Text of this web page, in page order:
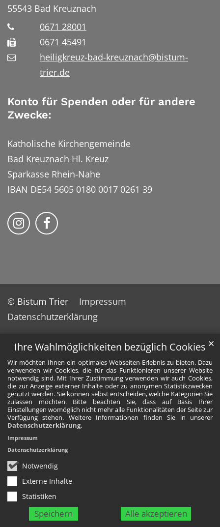
Ihre Wahlmöglichkeiten bezüglich Cookies
Wir möchten Ihnen ein optimales Webseiten-Erlebnis zu bieten. Dazu
verwenden wir Cookies, die für das Funktionieren unserer Website
notwendig sind. Mit Ihrer Zustimmung verwenden wir auch Cookies,
die zur Anzeige externer Inhalte oder zu anonymen Statistikzwecken
genutzt werden. Sie können selbst entscheiden, welche Kategorien Sie
zulassen möchten. Bitte beachten Sie, dass auf Basis Ihrer
Einstellungen womöglich nicht mehr alle Funktionalitäten der Seite zur
Verfügung stehen. Weitere Informationen finden Sie in unserer
Datenschutzerklärung.
Notwendig
Externe Inhalte
Statistiken
Speichern Alle akzeptieren
✕
Impressum
Datenschutzerklärung
55543 Bad Kreuznach
0671 28001
0671 45491
heiligkreuz-bad-kreuznach@bistum-
trier.de
Konto für Spenden oder für andere
Zwecke:
Katholische Kirchengemeinde
Bad Kreuznach Hl. Kreuz
Sparkasse Rhein-Nahe
IBAN DE54 5605 0180 0017 0261 39
Bistum Trier auf Instragram
Bistum Trier auf Facebook
© Bistum Trier
Impressum
Datenschutzerklärung